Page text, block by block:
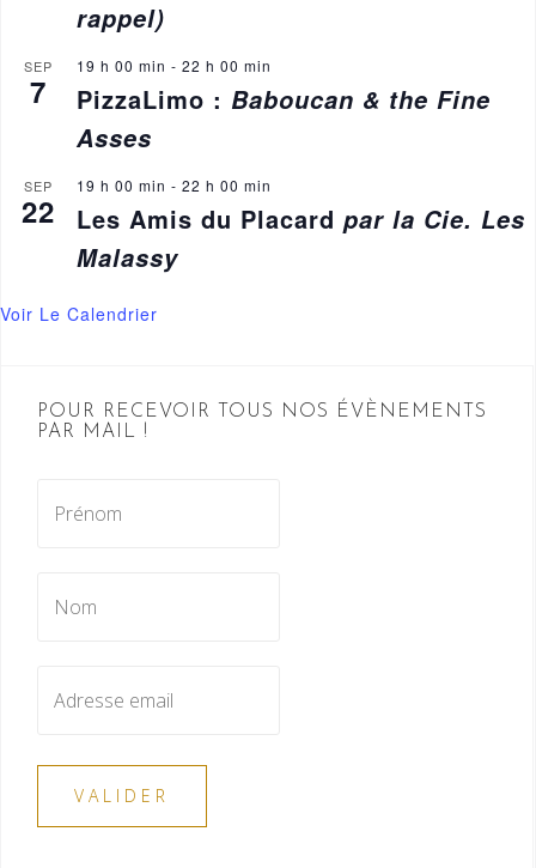
rappel)
SEP
7
19 h 00 min - 22 h 00 min
PizzaLimo : Baboucan & the Fine
Asses
SEP
22
19 h 00 min - 22 h 00 min
Les Amis du Placard par la Cie. Les
Malassy
Voir Le Calendrier
POUR RECEVOIR TOUS NOS ÉVÈNEMENTS
PAR MAIL !